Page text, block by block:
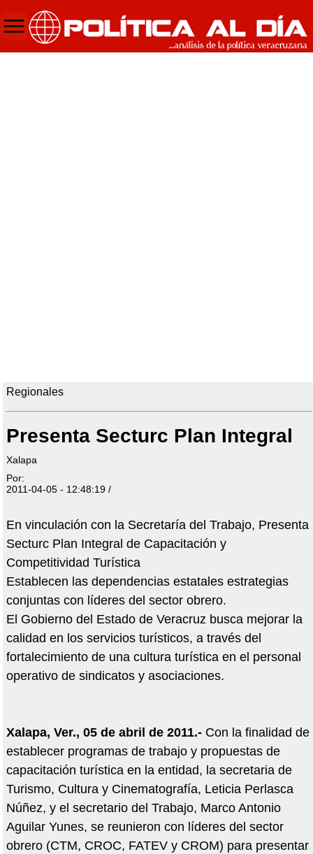
Regionales
Presenta Secturc Plan Integral
Xalapa
Por:
2011-04-05 - 12:48:19 /
En vinculación con la Secretaría del Trabajo, Presenta
Secturc Plan Integral de Capacitación y
Competitividad Turística
Establecen las dependencias estatales estrategias
conjuntas con líderes del sector obrero.
El Gobierno del Estado de Veracruz busca mejorar la
calidad en los servicios turísticos, a través del
fortalecimiento de una cultura turística en el personal
operativo de sindicatos y asociaciones.
Xalapa, Ver., 05 de abril de 2011.- Con la finalidad de
establecer programas de trabajo y propuestas de
capacitación turística en la entidad, la secretaria de
Turismo, Cultura y Cinematografía, Leticia Perlasca
Núñez, y el secretario del Trabajo, Marco Antonio
Aguilar Yunes, se reunieron con líderes del sector
obrero (CTM, CROC, FATEV y CROM) para presentar